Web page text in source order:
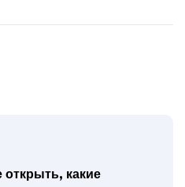
открыть, какие